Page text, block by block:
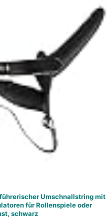
Umschnallstring mit
für Rollenspiele oder
schwarz